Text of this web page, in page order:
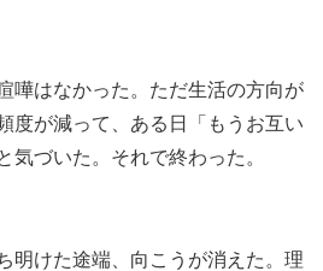
嘩はなかった。ただ生活の方向が
度が減って、ある日「もうお互い
気づいた。それで終わった。
明けた途端、向こうが消えた。理